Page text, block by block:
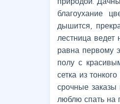
благоухание
дышится,
лестница
равна первому
полу с
сетка из
срочные
люблю спать на